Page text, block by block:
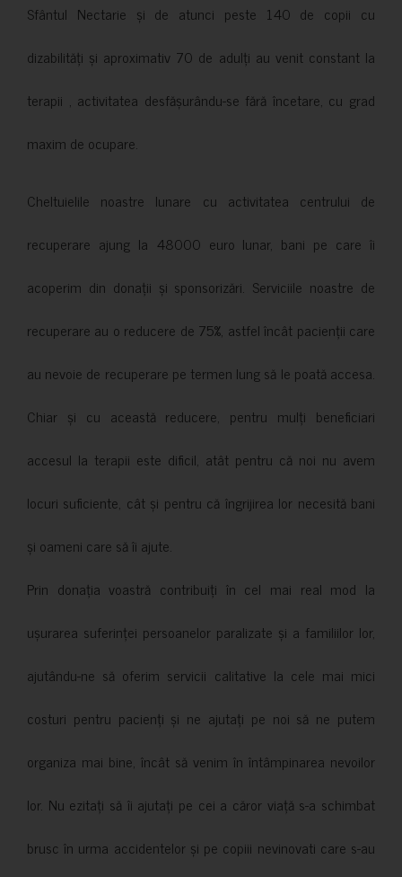
Sfântul Nectarie și de atunci peste 140 de copii cu
dizabilități și aproximativ 70 de adulți au venit constant la
terapii , activitatea desfășurându-se fără încetare, cu grad
maxim de ocupare.
Cheltuielile noastre lunare cu activitatea centrului de
recuperare ajung la 48000 euro lunar, bani pe care îi
acoperim din donații și sponsorizări. Serviciile noastre de
recuperare au o reducere de 75%, astfel încât pacienții care
au nevoie de recuperare pe termen lung să le poată accesa.
Chiar și cu această reducere, pentru mulți beneficiari
accesul la terapii este dificil, atât pentru că noi nu avem
locuri suficiente, cât și pentru că îngrijirea lor necesită bani
și oameni care să îi ajute.
Prin donația voastră contribuiți în cel mai real mod la
ușurarea suferinței persoanelor paralizate și a familiilor lor,
ajutându-ne să oferim servicii calitative la cele mai mici
costuri pentru pacienți și ne ajutați pe noi să ne putem
organiza mai bine, încât să venim în întâmpinarea nevoilor
lor. Nu ezitați să îi ajutați pe cei a căror viață s-a schimbat
brusc în urma accidentelor și pe copiii nevinovati care s-au